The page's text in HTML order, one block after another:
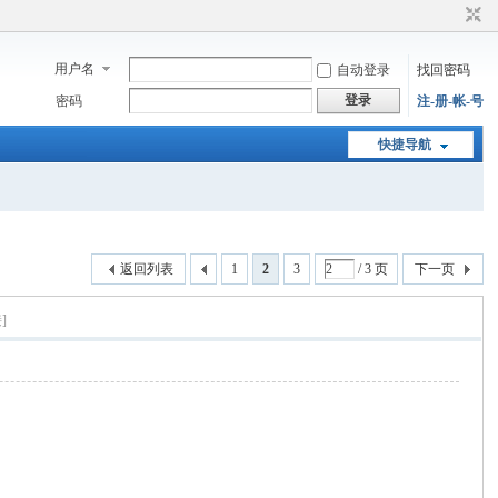
用户名 自动登录
找回密码
密码
登录 注-册-帐-号
快捷导航
1 2 3 / 3 页 下一页
返回列表